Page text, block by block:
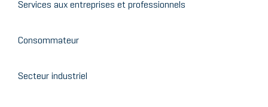
Services aux entreprises et professionnels
Consommateur
Secteur industriel